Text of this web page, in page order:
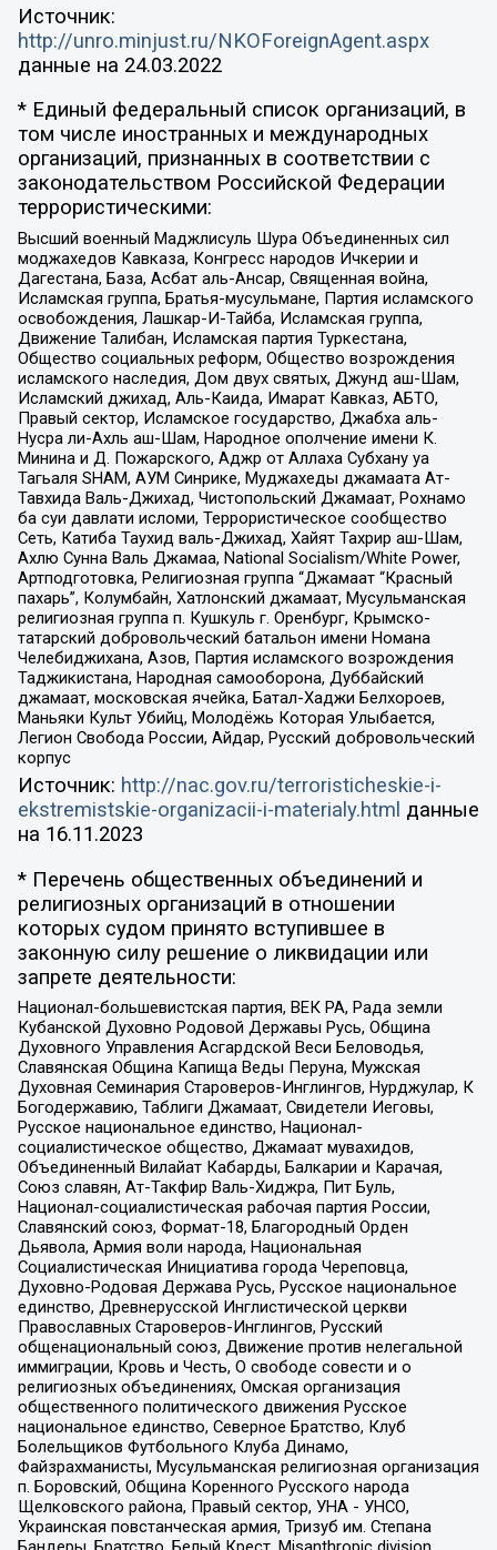
Источник:
http://unro.minjust.ru/NKOForeignAgent.aspx
данные на 24.03.2022
* Единый федеральный список организаций, в
том числе иностранных и международных
организаций, признанных в соответствии с
законодательством Российской Федерации
террористическими:
Высший военный Маджлисуль Шура Объединенных сил
моджахедов Кавказа, Конгресс народов Ичкерии и
Дагестана, База, Асбат аль-Ансар, Священная война,
Исламская группа, Братья-мусульмане, Партия исламского
освобождения, Лашкар-И-Тайба, Исламская группа,
Движение Талибан, Исламская партия Туркестана,
Общество социальных реформ, Общество возрождения
исламского наследия, Дом двух святых, Джунд аш-Шам,
Исламский джихад, Аль-Каида, Имарат Кавказ, АБТО,
Правый сектор, Исламское государство, Джабха аль-
Нусра ли-Ахль аш-Шам, Народное ополчение имени К.
Минина и Д. Пожарского, Аджр от Аллаха Субхану уа
Тагьаля SHAM, АУМ Синрике, Муджахеды джамаата Ат-
Тавхида Валь-Джихад, Чистопольский Джамаат, Рохнамо
ба суи давлати исломи, Террористическое сообщество
Сеть, Катиба Таухид валь-Джихад, Хайят Тахрир аш-Шам,
Ахлю Сунна Валь Джамаа, National Socialism/White Power,
Артподготовка, Религиозная группа “Джамаат “Красный
пахарь”, Колумбайн, Хатлонский джамаат, Мусульманская
религиозная группа п. Кушкуль г. Оренбург, Крымско-
татарский добровольческий батальон имени Номана
Челебиджихана, Азов, Партия исламского возрождения
Таджикистана, Народная самооборона, Дуббайский
джамаат, московская ячейка, Батал-Хаджи Белхороев,
Маньяки Культ Убийц, Молодёжь Которая Улыбается,
Легион Свобода России, Айдар, Русский добровольческий
корпус
Источник: http://nac.gov.ru/terroristicheskie-i-
ekstremistskie-organizacii-i-materialy.html данные
на 16.11.2023
* Перечень общественных объединений и
религиозных организаций в отношении
которых судом принято вступившее в
законную силу решение о ликвидации или
запрете деятельности:
Национал-большевистская партия, ВЕК РА, Рада земли
Кубанской Духовно Родовой Державы Русь, Община
Духовного Управления Асгардской Веси Беловодья,
Славянская Община Капища Веды Перуна, Мужская
Духовная Семинария Староверов-Инглингов, Нурджулар, К
Богодержавию, Таблиги Джамаат, Свидетели Иеговы,
Русское национальное единство, Национал-
социалистическое общество, Джамаат мувахидов,
Объединенный Вилайат Кабарды, Балкарии и Карачая,
Союз славян, Ат-Такфир Валь-Хиджра, Пит Буль,
Национал-социалистическая рабочая партия России,
Славянский союз, Формат-18, Благородный Орден
Дьявола, Армия воли народа, Национальная
Социалистическая Инициатива города Череповца,
Духовно-Родовая Держава Русь, Русское национальное
единство, Древнерусской Инглистической церкви
Православных Староверов-Инглингов, Русский
общенациональный союз, Движение против нелегальной
иммиграции, Кровь и Честь, О свободе совести и о
религиозных объединениях, Омская организация
общественного политического движения Русское
национальное единство, Северное Братство, Клуб
Болельщиков Футбольного Клуба Динамо,
Файзрахманисты, Мусульманская религиозная организация
п. Боровский, Община Коренного Русского народа
Щелковского района, Правый сектор, УНА - УНСО,
Украинская повстанческая армия, Тризуб им. Степана